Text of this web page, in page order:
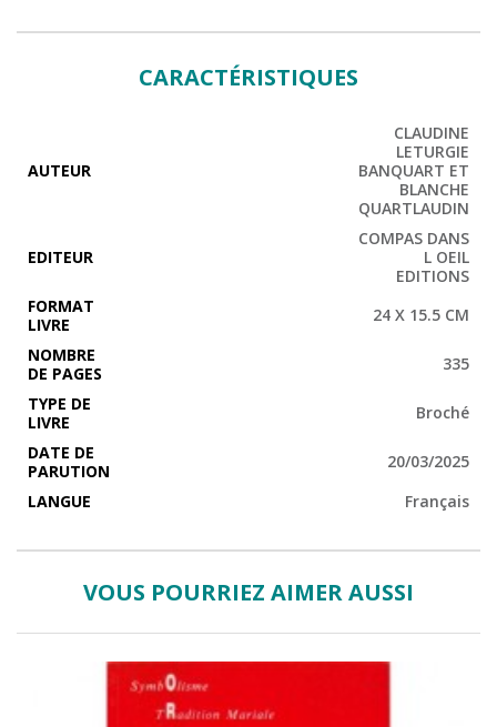
CARACTÉRISTIQUES
AUTEUR
CLAUDINE
LETURGIE
BANQUART ET
BLANCHE
QUARTLAUDIN
EDITEUR
COMPAS DANS
L OEIL
EDITIONS
FORMAT
LIVRE
24 X 15.5 CM
NOMBRE
DE PAGES
335
TYPE DE
LIVRE
Broché
DATE DE
PARUTION
20/03/2025
LANGUE
Français
VOUS POURRIEZ AIMER AUSSI